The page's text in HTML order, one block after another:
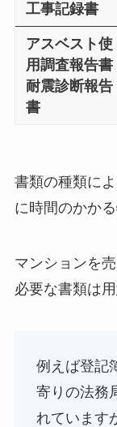
工事記録書
アスベスト使
用調査報告書
耐震診断報告
書
書類の種類に
に時間のかか
マンションを
必要な書類は
例えば登記
寄りの法務
れています